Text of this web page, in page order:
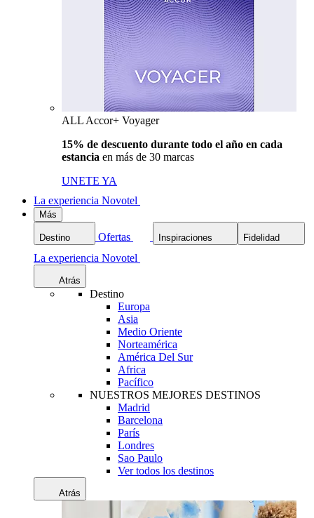
ALL Accor+ Voyager
15% de descuento durante todo el año en cada
estancia en más de 30 marcas
UNETE YA
La experiencia Novotel
Más
Destino Ofertas Inspiraciones Fidelidad
La experiencia Novotel
Atrás
Destino
Europa
Asia
Medio Oriente
Norteamérica
América Del Sur
Africa
Pacífico
NUESTROS MEJORES DESTINOS
Madrid
Barcelona
París
Londres
Sao Paulo
Ver todos los destinos
Atrás